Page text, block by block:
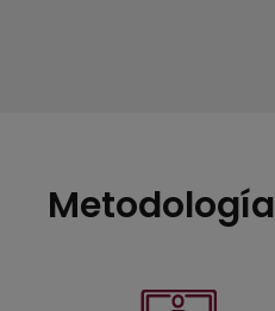
Metodología